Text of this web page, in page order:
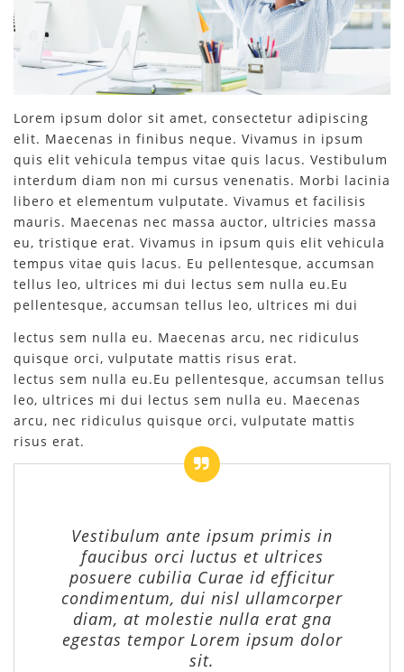
Lorem ipsum dolor sit amet, consectetur adipiscing
elit. Maecenas in finibus neque. Vivamus in ipsum
quis elit vehicula tempus vitae quis lacus. Vestibulum
interdum diam non mi cursus venenatis. Morbi lacinia
libero et elementum vulputate. Vivamus et facilisis
mauris. Maecenas nec massa auctor, ultricies massa
eu, tristique erat. Vivamus in ipsum quis elit vehicula
tempus vitae quis lacus. Eu pellentesque, accumsan
tellus leo, ultrices mi dui lectus sem nulla eu.Eu
pellentesque, accumsan tellus leo, ultrices mi dui
lectus sem nulla eu. Maecenas arcu, nec ridiculus
quisque orci, vulputate mattis risus erat.
lectus sem nulla eu.Eu pellentesque, accumsan tellus
leo, ultrices mi dui lectus sem nulla eu. Maecenas
arcu, nec ridiculus quisque orci, vulputate mattis
risus erat.
Vestibulum ante ipsum primis in
faucibus orci luctus et ultrices
posuere cubilia Curae id efficitur
condimentum, dui nisl ullamcorper
diam, at molestie nulla erat gna
egestas tempor Lorem ipsum dolor
sit.